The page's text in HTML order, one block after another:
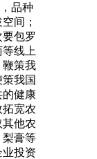
品种
间；
包罗
线上
鞭策我
我国
的健康
宽农
其他农
梨膏等
投资